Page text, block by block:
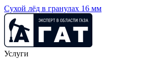
Сухой лёд в гранулах 16 мм
Услуги